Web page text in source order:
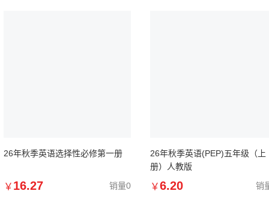
26年秋季英语选择性必修第一册
￥ 16.27 销量0
26年秋季英语(PEP)五年级（上
册）人教版
￥6.20 销